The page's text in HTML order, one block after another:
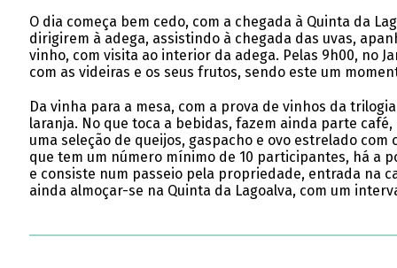
O dia começa bem cedo, com a chegada à Quinta da
dirigirem à adega, assistindo à chegada das uvas,
vinho, com visita ao interior da adega. Pelas 9h00, no
com as videiras e os seus frutos, sendo este um
Da vinha para a mesa, com a prova de vinhos da
laranja. No que toca a bebidas, fazem ainda parte
uma seleção de queijos, gaspacho e ovo estrelado
que tem um número mínimo de 10 participantes, há a
e consiste num passeio pela propriedade, entrada na
ainda almoçar-se na Quinta da Lagoalva, com um